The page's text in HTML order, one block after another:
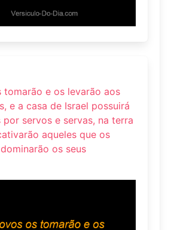
tomarão e os levarão aos
e a casa de Israel possuirá
por servos e servas, na terra
aqueles que os
os seus